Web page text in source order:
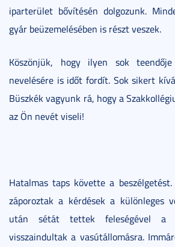
iparterület bővítésén dolgozunk.
gyár beüzemelésében is részt veszek.
Köszönjük, hogy ilyen sok
nevelésére is időt fordít. Sok sikert
Büszkék vagyunk rá, hogy a
az Ön nevét viseli!
Hatalmas taps követte a
záporoztak a kérdések a különleges
után sétát tettek feleségével a
visszaindultak a vasútállomásra.